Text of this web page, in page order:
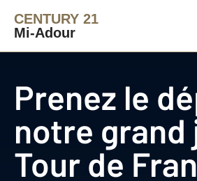
CENTURY 21
Mi-Adour
Prenez le
notre grand
Tour de